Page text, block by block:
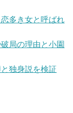
多き女と呼ばれ
局の理由と小園
独身説を検証